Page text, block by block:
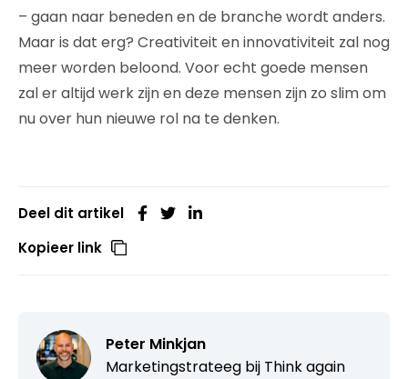
– gaan naar beneden en de branche wordt anders.
Maar is dat erg? Creativiteit en innovativiteit zal nog
meer worden beloond. Voor echt goede mensen
zal er altijd werk zijn en deze mensen zijn zo slim om
nu over hun nieuwe rol na te denken.
Deel dit artikel
Kopieer link
Peter Minkjan
Marketingstrateeg bij Think again